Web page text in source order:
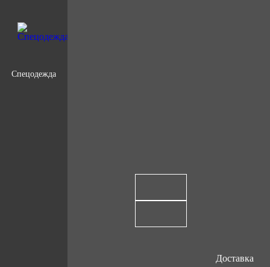
Спецодежда
Доставка